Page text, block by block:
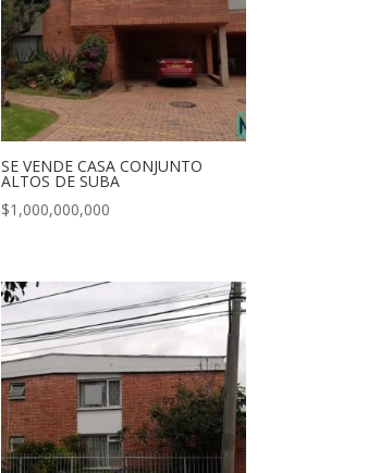
SE VENDE CASA CONJUNTO
ALTOS DE SUBA
$1,000,000,000